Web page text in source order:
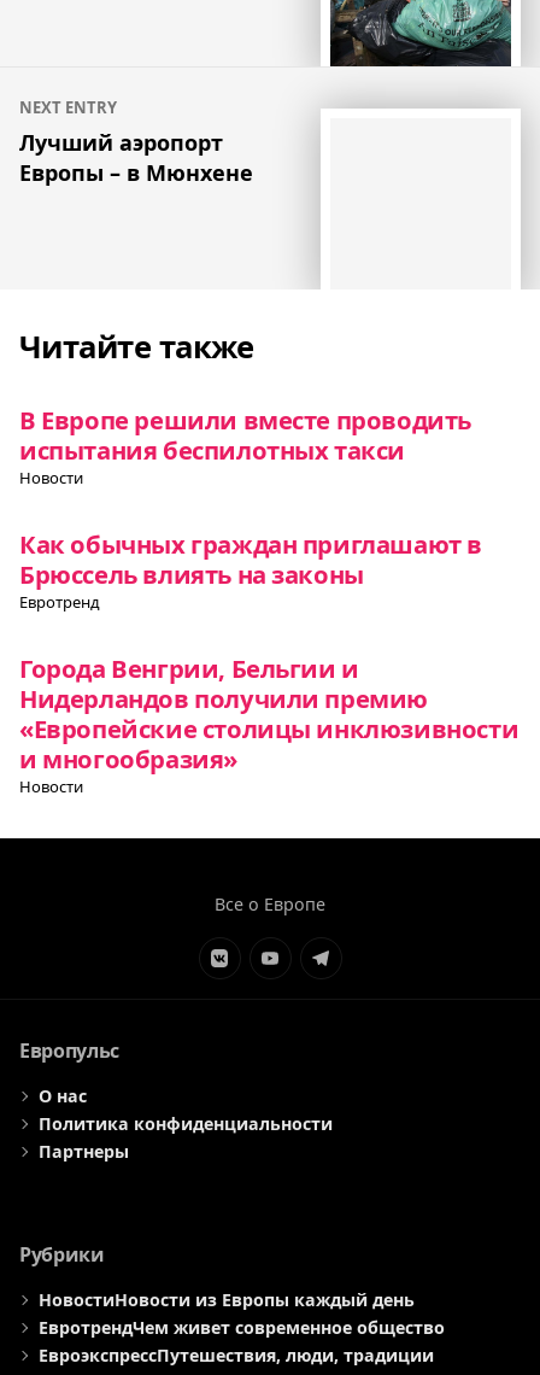
NEXT ENTRY
Лучший аэропорт
Европы – в Мюнхене
Читайте также
В Европе решили вместе проводить
испытания беспилотных такси
Новости
Как обычных граждан приглашают в
Брюссель влиять на законы
Евротренд
Города Венгрии, Бельгии и
Нидерландов получили премию
«Европейские столицы инклюзивности
и многообразия»
Новости
Все о Европе
ЭлементЭлементЭлемент
Европульс
О нас
Политика конфиденциальности
Партнеры
Рубрики
НовостиНовости из Европы каждый день
ЕвротрендЧем живет современное общество
ЕвроэкспрессПутешествия, люди, традиции